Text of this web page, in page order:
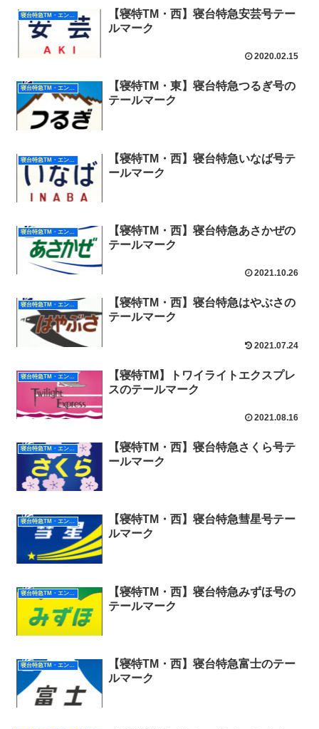
寝台特急TM・エンブレム（西日本）
【寝特TM・西】寝台特急安芸号テー
ルマーク
2020.02.15
【寝特TM・東】寝台特急つるぎ号の
テールマーク
寝台特急TM・エンブレム（西日本）
【寝特TM・西】寝台特急いなば号テ
ールマーク
寝台特急TM・エンブレム（西日本）
【寝特TM・西】寝台特急あさかぜの
テールマーク
2021.10.26
【寝特TM・西】寝台特急はやぶさの
テールマーク
2021.07.24
寝台特急TM・エンブレム（東日本）
【寝特TM】トワイライトエクスプレ
スのテールマーク
2021.08.16
寝台特急TM・エンブレム（西日本）
【寝特TM・西】寝台特急さくら号テ
ールマーク
【寝特TM・西】寝台特急彗星号テー
ルマーク
寝台特急TM・エンブレム（西日本）
【寝特TM・西】寝台特急みずほ号の
テールマーク
寝台特急TM・エンブレム（西日本）
【寝特TM・西】寝台特急富士のテー
ルマーク